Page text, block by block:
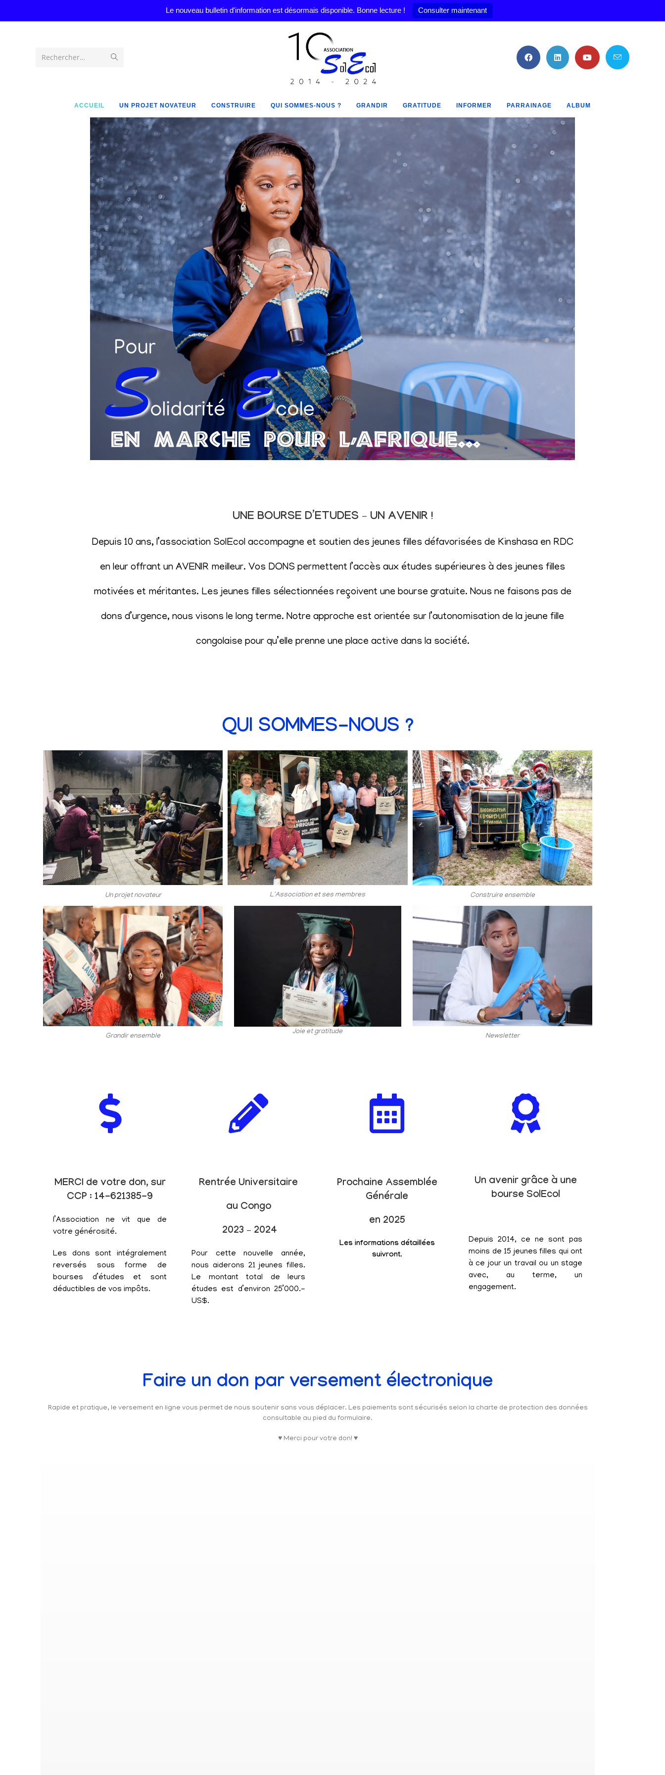
Le nouveau bulletin d'information est désormais disponible. Bonne lecture ! Consulter maintenant
Rechercher…
ACCUEIL UN PROJET NOVATEUR CONSTRUIRE QUI SOMMES-NOUS ? GRANDIR GRATITUDE INFORMER PARRAINAGE ALBUM
UNE BOURSE D’ETUDES – UN AVENIR !
Depuis 10 ans, l’association SolEcol accompagne et soutien des jeunes filles défavorisées de Kinshasa en RDC
en leur offrant un AVENIR meilleur. Vos DONS permettent l’accès aux études supérieures à des jeunes filles
motivées et méritantes. Les jeunes filles sélectionnées reçoivent une bourse gratuite. Nous ne faisons pas de
dons d’urgence, nous visons le long terme. Notre approche est orientée sur l’autonomisation de la jeune fille
congolaise pour qu’elle prenne une place active dans la société.
QUI SOMMES-NOUS ?
Un projet novateur L'Association et ses membres Construire ensemble
Grandir ensemble
Joie et gratitude
Newsletter
MERCI de votre don, sur
CCP : 14-621385-9
l’Association ne vit que de
votre générosité.
Les dons sont intégralement
reversés sous forme de
bourses d’études et sont
déductibles de vos impôts.
Rentrée Universitaire
au Congo
2023 – 2024
Pour cette nouvelle année,
nous aiderons 21 jeunes filles.
Le montant total de leurs
études est d’environ 25’000.-
US$.
Prochaine Assemblée
Générale
en 2025
Les informations détaillées
suivront.
Un avenir grâce à une
bourse SolEcol
Depuis 2014, ce ne sont pas
moins de 15 jeunes filles qui ont
à ce jour un travail ou un stage
avec, au terme, un
engagement.
Faire un don par versement électronique
Rapide et pratique, le versement en ligne vous permet de nous soutenir sans vous déplacer. Les paiements sont sécurisés selon la charte de protection des données
consultable au pied du formulaire.
♥ Merci pour votre don! ♥